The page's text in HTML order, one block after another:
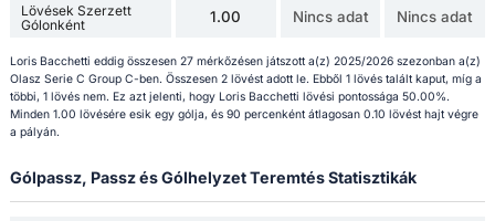
Lövések Szerzett
Gólonként
1.00 Nincs adat Nincs adat
Loris Bacchetti eddig összesen 27 mérkőzésen játszott a(z) 2025/2026 szezonban a(z)
Olasz Serie C Group C-ben. Összesen 2 lövést adott le. Ebből 1 lövés talált kaput, míg a
többi, 1 lövés nem. Ez azt jelenti, hogy Loris Bacchetti lövési pontossága 50.00%.
Minden 1.00 lövésére esik egy gólja, és 90 percenként átlagosan 0.10 lövést hajt végre
a pályán.
Gólpassz, Passz és Gólhelyzet Teremtés Statisztikák